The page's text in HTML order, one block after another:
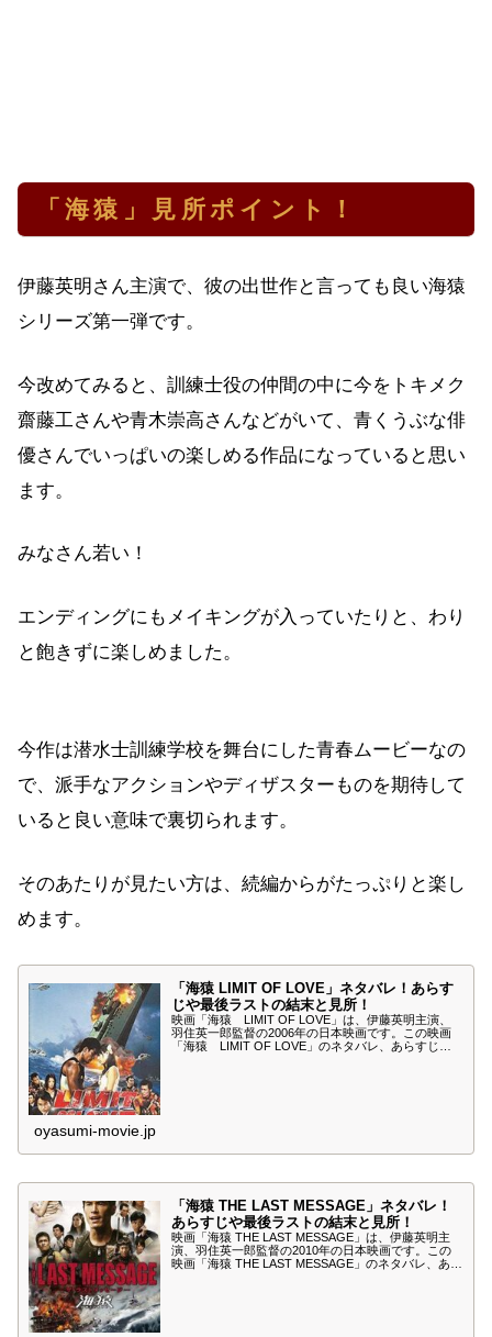
「海猿」見所ポイント！
伊藤英明さん主演で、彼の出世作と言っても良い海猿
シリーズ第一弾です。
今改めてみると、訓練士役の仲間の中に今をトキメク
齋藤工さんや青木崇高さんなどがいて、青くうぶな俳
優さんでいっぱいの楽しめる作品になっていると思い
ます。
みなさん若い！
エンディングにもメイキングが入っていたりと、わり
と飽きずに楽しめました。
今作は潜水士訓練学校を舞台にした青春ムービーなの
で、派手なアクションやディザスターものを期待して
いると良い意味で裏切られます。
そのあたりが見たい方は、続編からがたっぷりと楽し
めます。
「海猿 LIMIT OF LOVE」ネタバレ！あらす
じや最後ラストの結末と見所！
映画「海猿 LIMIT OF LOVE」は、伊藤英明主演、
羽住英一郎監督の2006年の日本映画です。この映画
「海猿 LIMIT OF LOVE」のネタバレ、あらすじや
oyasumi-movie.jp
「海猿 THE LAST MESSAGE」ネタバレ！
あらすじや最後ラストの結末と見所！
映画「海猿 THE LAST MESSAGE」は、伊藤英明主
演、羽住英一郎監督の2010年の日本映画です。この
映画「海猿 THE LAST MESSAGE」のネタバレ、あら